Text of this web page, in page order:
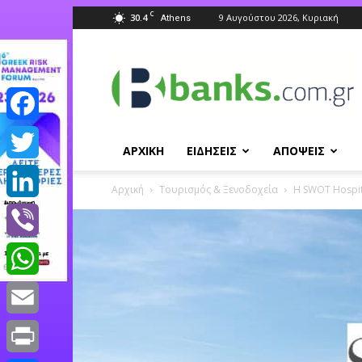
30.4 C Athens 9 Αυγούστου 2026, Κυριακή
ΑΡΧΙΚΗ ΕΙΔΗΣΕΙΣ ΑΠΟΨΕΙΣ
Αρχική Τουρισμός & Ξενοδοχεία Η SWOT
Facebook
Twitter
LinkedIn
Viber
WhatsApp
Email